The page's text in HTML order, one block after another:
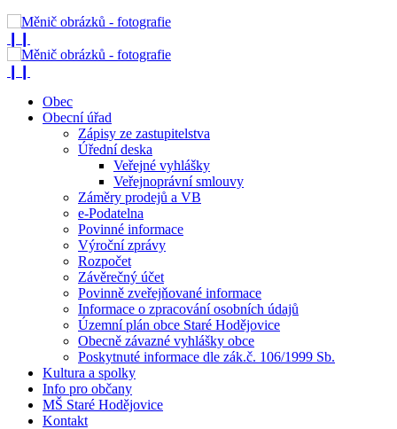
Obec
Obecní úřad
Zápisy ze zastupitelstva
Úřední deska
Veřejné vyhlášky
Veřejnoprávní smlouvy
Záměry prodejů a VB
e-Podatelna
Povinné informace
Výroční zprávy
Rozpočet
Závěrečný účet
Povinně zveřejňované informace
Informace o zpracování osobních údajů
Územní plán obce Staré Hodějovice
Obecně závazné vyhlášky obce
Poskytnuté informace dle zák.č. 106/1999 Sb.
Kultura a spolky
Info pro občany
MŠ Staré Hodějovice
Kontakt